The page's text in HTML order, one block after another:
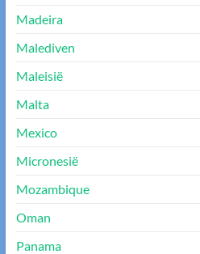
Madeira
Malediven
Maleisië
Malta
Mexico
Micronesië
Mozambique
Oman
Panama